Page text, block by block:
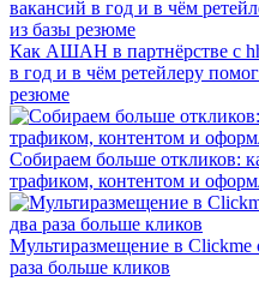
Как АШАН в партнёрстве с
в год и в чём ретейлеру
резюме
Собираем больше откликов:
трафиком, контентом и
Мультиразмещение в Clickme
раза больше кликов